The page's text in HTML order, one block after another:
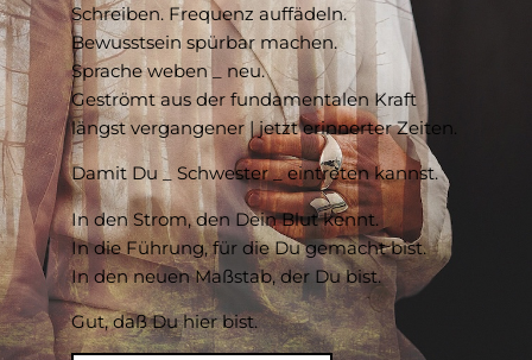
Schreiben. Frequenz auffädeln.
Bewusstsein spürbar machen.
Sprache weben _ neu.
Geströmt aus der fundamentalen Kraft
längst vergangener | jetzt erinnerter Zeiten.
Damit Du _ Schwester _ eintreten kannst.
In den Strom, den Dein Blut kennt.
In die Führung, für die Du gemacht bist.
In den neuen Maßstab, der Du bist.
Gut, daß Du hier bist.